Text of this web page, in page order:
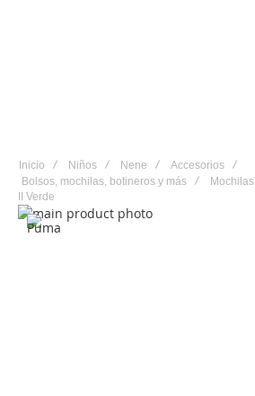
Inicio Niños Nene
Accesorios
Bolsos, mochilas, botineros y más
Mochilas
II Verde